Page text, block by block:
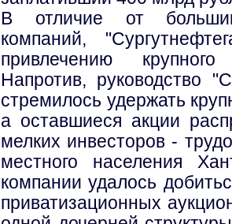
В отличие от
компаний,
привлечению крупного
Напротив, руководство
стремилось удержать
а оставшиеся акции
мелких инвесторов -
местного населения
компании удалось
приватизационных